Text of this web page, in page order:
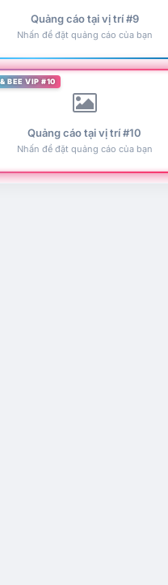
Quảng cáo tại vị trí #9
Nhấn để đặt quảng cáo của bạn
BEE VIP #10
Quảng cáo tại vị trí #10
Nhấn để đặt quảng cáo của bạn